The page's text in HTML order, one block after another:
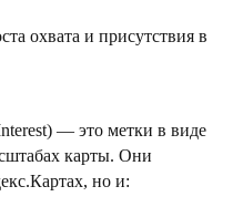
охвата и присутствия в
— это метки в виде
карты. Они
но и: